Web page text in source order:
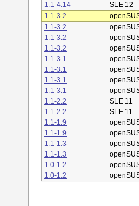
1.1-4.14
SLE 12
1.1-3.2
1.1-3.2
1.1-3.2
1.1-3.2
1.1-3.1
1.1-3.1
1.1-3.1
1.1-3.1
1.1-2.2
SLE 11
1.1-2.2
SLE 11
1.1-1.9
1.1-1.9
1.1-1.3
1.1-1.3
1.0-1.2
1.0-1.2